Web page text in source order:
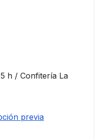
h / Confitería La
previa